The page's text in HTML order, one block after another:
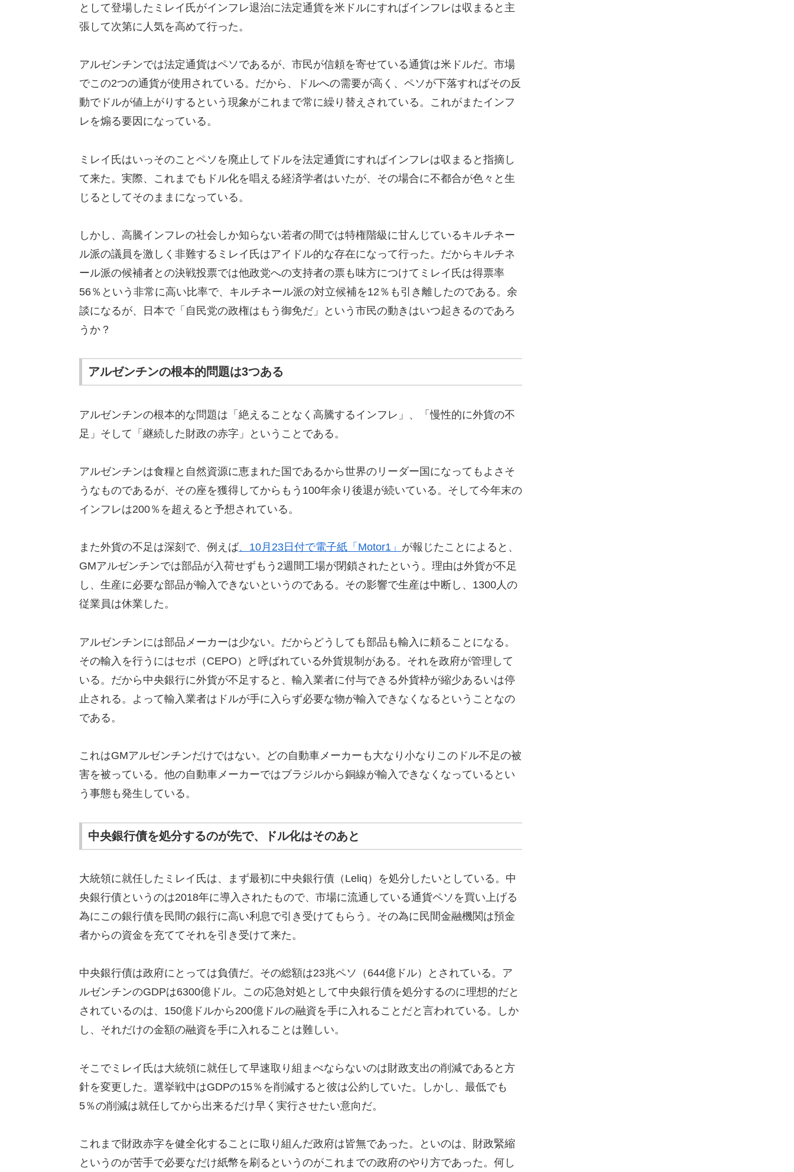
として登場したミレイ氏がインフレ退治に法定通貨を米ドルにすればインフレは収まると主
張して次第に人気を高めて行った。
アルゼンチンでは法定通貨はペソであるが、市民が信頼を寄せている通貨は米ドルだ。市場
でこの2つの通貨が使用されている。だから、ドルへの需要が高く、ペソが下落すればその反
動でドルが値上がりするという現象がこれまで常に繰り替えされている。これがまたインフ
レを煽る要因になっている。
ミレイ氏はいっそのことペソを廃止してドルを法定通貨にすればインフレは収まると指摘し
て来た。実際、これまでもドル化を唱える経済学者はいたが、その場合に不都合が色々と生
じるとしてそのままになっている。
しかし、高騰インフレの社会しか知らない若者の間では特権階級に甘んじているキルチネー
ル派の議員を激しく非難するミレイ氏はアイドル的な存在になって行った。だからキルチネ
ール派の候補者との決戦投票では他政党への支持者の票も味方につけてミレイ氏は得票率
56％という非常に高い比率で、キルチネール派の対立候補を12％も引き離したのである。余
談になるが、日本で「自民党の政権はもう御免だ」という市民の動きはいつ起きるのであろ
うか？
アルゼンチンの根本的問題は3つある
アルゼンチンの根本的な問題は「絶えることなく高騰するインフレ」、「慢性的に外貨の不
足」そして「継続した財政の赤字」ということである。
アルゼンチンは食糧と自然資源に恵まれた国であるから世界のリーダー国になってもよさそ
うなものであるが、その座を獲得してからもう100年余り後退が続いている。そして今年末の
インフレは200％を超えると予想されている。
また外貨の不足は深刻で、例えば、10月23日付で電子紙「Motor1」 が報じたことによると、
GMアルゼンチンでは部品が入荷せずもう2週間工場が閉鎖されたという。理由は外貨が不足
し、生産に必要な部品が輸入できないというのである。その影響で生産は中断し、1300人の
従業員は休業した。
アルゼンチンには部品メーカーは少ない。だからどうしても部品も輸入に頼ることになる。
その輸入を行うにはセポ（CEPO）と呼ばれている外貨規制がある。それを政府が管理して
いる。だから中央銀行に外貨が不足すると、輸入業者に付与できる外貨枠が縮少あるいは停
止される。よって輸入業者はドルが手に入らず必要な物が輸入できなくなるということなの
である。
これはGMアルゼンチンだけではない。どの自動車メーカーも大なり小なりこのドル不足の被
害を被っている。他の自動車メーカーではブラジルから銅線が輸入できなくなっているとい
う事態も発生している。
中央銀行債を処分するのが先で、ドル化はそのあと
大統領に就任したミレイ氏は、まず最初に中央銀行債（Leliq）を処分したいとしている。中
央銀行債というのは2018年に導入されたもので、市場に流通している通貨ペソを買い上げる
為にこの銀行債を民間の銀行に高い利息で引き受けてもらう。その為に民間金融機関は預金
者からの資金を充ててそれを引き受けて来た。
中央銀行債は政府にとっては負債だ。その総額は23兆ペソ（644億ドル）とされている。ア
ルゼンチンのGDPは6300億ドル。この応急対処として中央銀行債を処分するのに理想的だと
されているのは、150億ドルから200億ドルの融資を手に入れることだと言われている。しか
し、それだけの金額の融資を手に入れることは難しい。
そこでミレイ氏は大統領に就任して早速取り組まべならないのは財政支出の削減であると方
針を変更した。選挙戦中はGDPの15％を削減すると彼は公約していた。しかし、最低でも
5％の削減は就任してから出来るだけ早く実行させたい意向だ。
これまで財政赤字を健全化することに取り組んだ政府は皆無であった。といのは、財政緊縮
というのが苦手で必要なだけ紙幣を刷るというのがこれまでの政府のやり方であった。何し